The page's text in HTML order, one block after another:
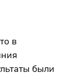
в
были